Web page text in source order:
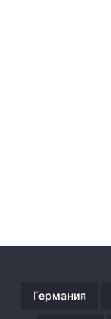
Германия